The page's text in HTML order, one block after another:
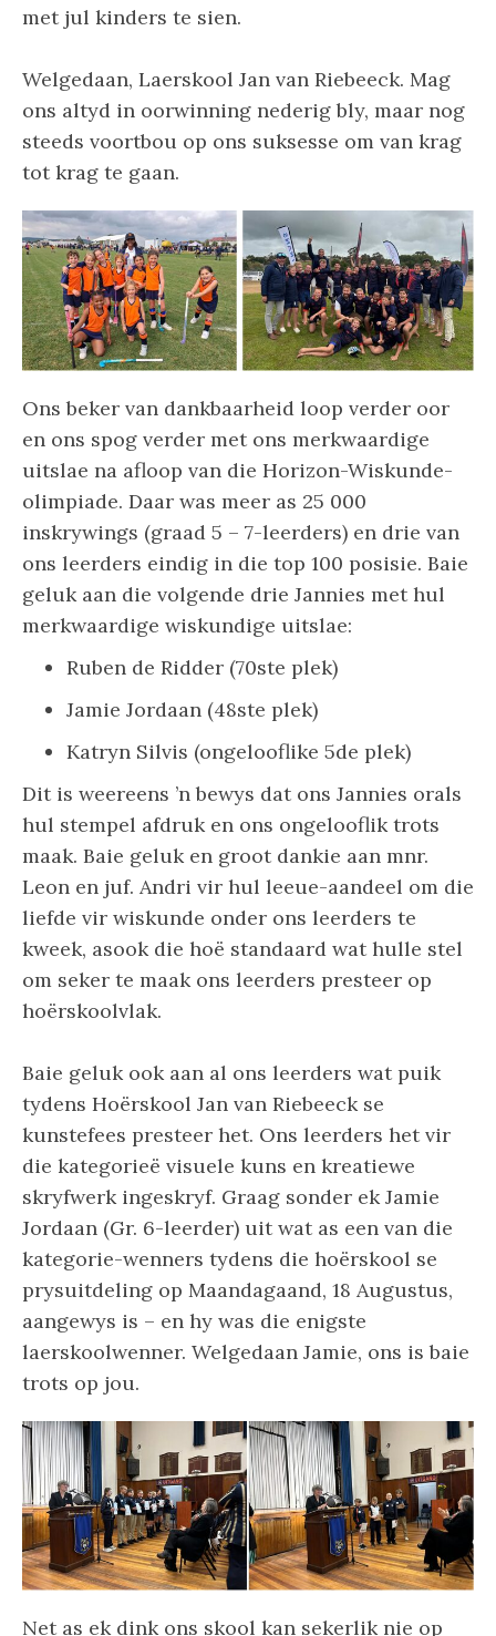
met jul kinders te sien.
Welgedaan, Laerskool Jan van Riebeeck. Mag
ons altyd in oorwinning nederig bly, maar nog
steeds voortbou op ons suksesse om van krag
tot krag te gaan.
Ons beker van dankbaarheid loop verder oor
en ons spog verder met ons merkwaardige
uitslae na afloop van die Horizon-Wiskunde-
olimpiade. Daar was meer as 25 000
inskrywings (graad 5 – 7-leerders) en drie van
ons leerders eindig in die top 100 posisie. Baie
geluk aan die volgende drie Jannies met hul
merkwaardige wiskundige uitslae:
Ruben de Ridder (70ste plek)
Jamie Jordaan (48ste plek)
Katryn Silvis (ongelooflike 5de plek)
Dit is weereens ’n bewys dat ons Jannies orals
hul stempel afdruk en ons ongelooflik trots
maak. Baie geluk en groot dankie aan mnr.
Leon en juf. Andri vir hul leeue-aandeel om die
liefde vir wiskunde onder ons leerders te
kweek, asook die hoë standaard wat hulle stel
om seker te maak ons leerders presteer op
hoërskoolvlak.
Baie geluk ook aan al ons leerders wat puik
tydens Hoërskool Jan van Riebeeck se
kunstefees presteer het. Ons leerders het vir
die kategorieë visuele kuns en kreatiewe
skryfwerk ingeskryf. Graag sonder ek Jamie
Jordaan (Gr. 6-leerder) uit wat as een van die
kategorie-wenners tydens die hoërskool se
prysuitdeling op Maandagaand, 18 Augustus,
aangewys is – en hy was die enigste
laerskoolwenner. Welgedaan Jamie, ons is baie
trots op jou.
Net as ek dink ons skool kan sekerlik nie op